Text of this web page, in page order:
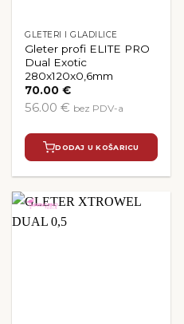
GLETERI I GLADILICE
Gleter profi ELITE PRO
Dual Exotic
280x120x0,6mm
70.00€
56.00 € bez PDV-a
DODAJ U KOŠARICU